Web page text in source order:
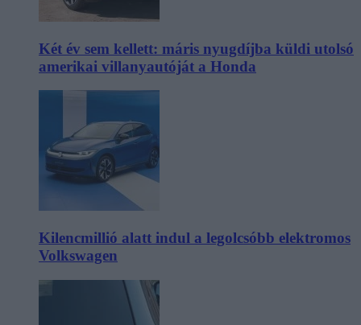
Két év sem kellett: máris nyugdíjba küldi utolsó
amerikai villanyautóját a Honda
Kilencmillió alatt indul a legolcsóbb elektromos
Volkswagen